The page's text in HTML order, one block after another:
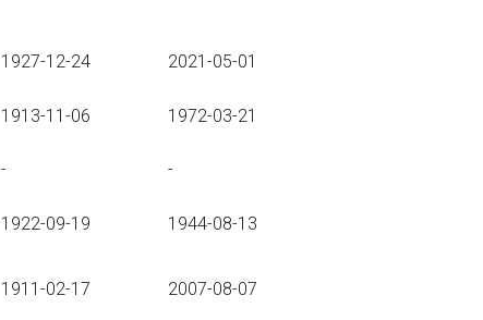
1927-12-24
2021-05-01
1913-11-06 1972-03-21
- -
1922-09-19 1944-08-13
1911-02-17 2007-08-07